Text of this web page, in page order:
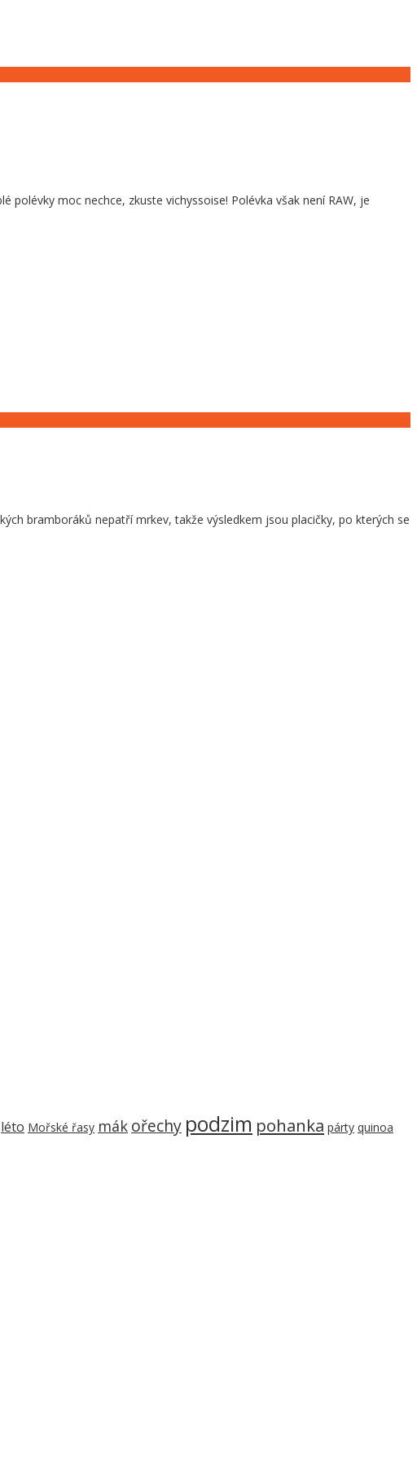
moc nechce, zkuste vichyssoise! Polévka však není RAW, je
bramboráků nepatří mrkev, takže výsledkem jsou placičky, po kterých se
léto Mořské řasy mák ořechy podzim pohanka párty quinoa